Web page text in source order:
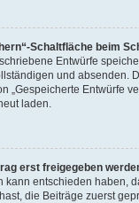
Schaltfläche beim
Entwürfe
und absenden.
„Gespeicherte Entwürfe
laden.
erst freigegeben
kann entschieden haben,
die Beiträge zuerst